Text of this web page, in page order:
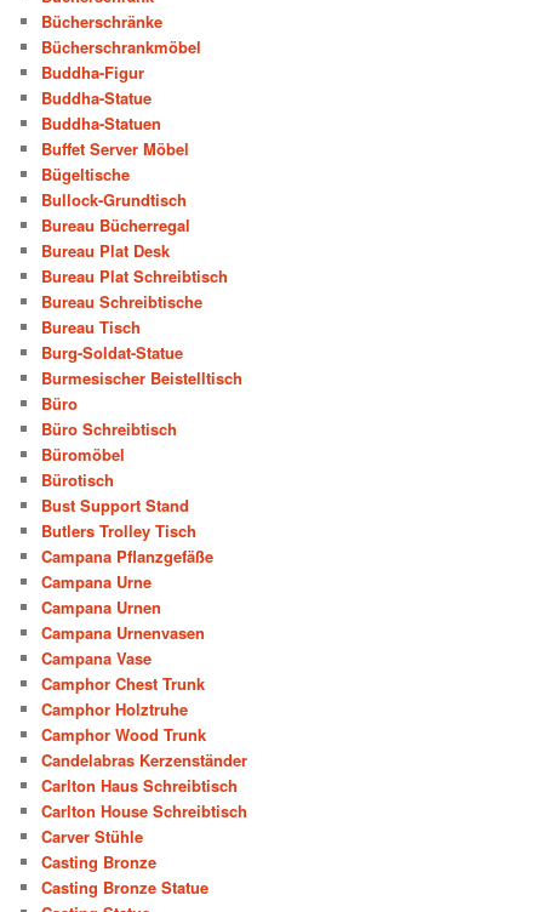
Bücherschränke
Bücherschrankmöbel
Buddha-Figur
Buddha-Statue
Buddha-Statuen
Buffet Server Möbel
Bügeltische
Bullock-Grundtisch
Bureau Bücherregal
Bureau Plat Desk
Bureau Plat Schreibtisch
Bureau Schreibtische
Bureau Tisch
Burg-Soldat-Statue
Burmesischer Beistelltisch
Büro
Büro Schreibtisch
Büromöbel
Bürotisch
Bust Support Stand
Butlers Trolley Tisch
Campana Pflanzgefäße
Campana Urne
Campana Urnen
Campana Urnenvasen
Campana Vase
Camphor Chest Trunk
Camphor Holztruhe
Camphor Wood Trunk
Candelabras Kerzenständer
Carlton Haus Schreibtisch
Carlton House Schreibtisch
Carver Stühle
Casting Bronze
Casting Bronze Statue